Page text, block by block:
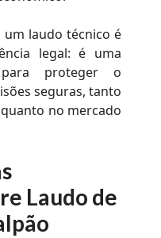
laudo técnico é
legal: é uma
para proteger o
seguras, tanto
no mercado
Laudo de